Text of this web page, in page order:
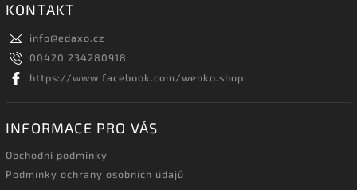
KONTAKT
info@edaxo.cz
00420 234280918
https://www.facebook.com/wenko.shop
INFORMACE PRO VÁS
Obchodní podmínky
Podmínky ochrany osobních údajů